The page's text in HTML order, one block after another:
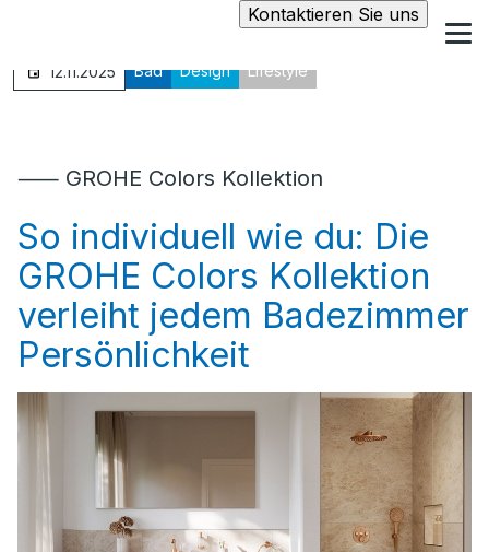
Kontaktieren Sie uns
12.11.2025 Bad Design Lifestyle
⸺ GROHE Colors Kollektion
So individuell wie du: Die
GROHE Colors Kollektion
verleiht jedem Badezimmer
Persönlichkeit